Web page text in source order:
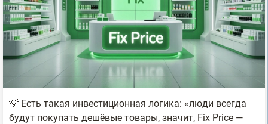
💡 Есть такая инвестиционная логика: «люди всегда
будут покупать дешёвые товары, значит, Fix Price —